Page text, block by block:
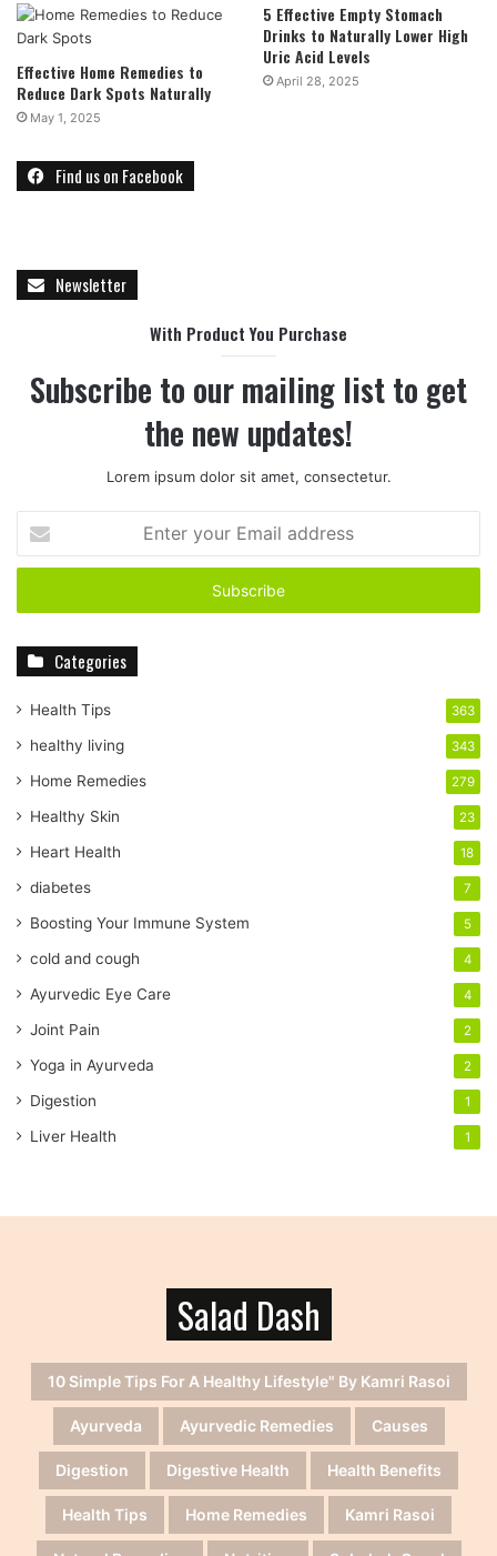
Effective Home Remedies to
Reduce Dark Spots Naturally
May 1, 2025
5 Effective Empty Stomach
Drinks to Naturally Lower High
Uric Acid Levels
April 28, 2025
Find us on Facebook
Newsletter
With Product You Purchase
Subscribe to our mailing list to get
the new updates!
Lorem ipsum dolor sit amet, consectetur.
t
r
r
m
a
l
a
d
r
s
s
Categories
Health Tips 363
healthy living 343
Home Remedies 279
Healthy Skin 23
Heart Health 18
diabetes 7
Boosting Your Immune System 5
cold and cough 4
Ayurvedic Eye Care 4
Joint Pain 2
Yoga in Ayurveda 2
Digestion 1
Liver Health 1
Salad Dash
10 Simple Tips For A Healthy Lifestyle" By Kamri Rasoi
Ayurveda Ayurvedic Remedies Causes
Digestion Digestive Health Health Benefits
Health Tips Home Remedies Kamri Rasoi